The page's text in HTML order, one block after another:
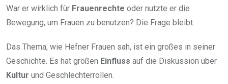
War er wirklich für Frauenrechte oder nutzte er die
Bewegung, um Frauen zu benutzen? Die Frage bleibt.
Das Thema, wie Hefner Frauen sah, ist ein großes in seiner
Geschichte. Es hat großen Einfluss auf die Diskussion über
Kultur und Geschlechterrollen.